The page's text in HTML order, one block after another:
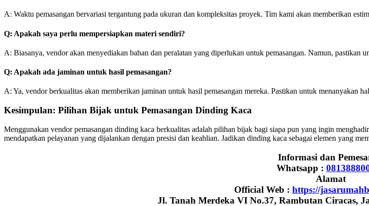
A: Waktu pemasangan bervariasi tergantung pada ukuran dan kompleksitas proyek. Tim kami akan memberikan
Q: Apakah saya perlu mempersiapkan materi sendiri?
A: Biasanya, vendor akan menyediakan bahan dan peralatan yang diperlukan untuk pemasangan. Namun, pastikan
Q: Apakah ada jaminan untuk hasil pemasangan?
A: Ya, vendor berkualitas akan memberikan jaminan untuk hasil pemasangan mereka. Pastikan untuk menanyakan
Kesimpulan: Pilihan Bijak untuk Pemasangan Dinding Kaca
Menggunakan vendor pemasangan dinding kaca berkualitas adalah pilihan bijak bagi siapa pun yang ingin
mendapatkan pelayanan yang dijalankan dengan presisi dan keahlian. Jadikan dinding kaca sebagai elemen yang
Informasi dan
Whatsapp :
Alamat
Official Web : https://
Jl. Tanah Merdeka VI No.37, Rambutan Ciracas,